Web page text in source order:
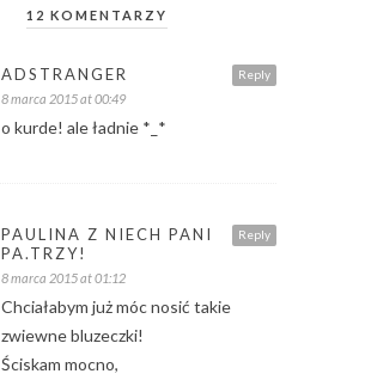
12 KOMENTARZY
Reply
ADSTRANGER
8 marca 2015 at 00:49
o kurde! ale ładnie *_*
Reply
PAULINA Z NIECH PANI
PA.TRZY!
8 marca 2015 at 01:12
Chciałabym już móc nosić takie
zwiewne bluzeczki!
Ściskam mocno,